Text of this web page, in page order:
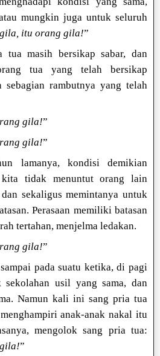
mungkin juga untuk seluruh
itu orang gila!”
tua masih bersikap sabar, dan
tua yang telah bersikap
sebagian rambutnya yang telah
gila!”
gila!”
lamanya, kondisi demikian
kita tidak menuntut orang lain
sekaligus memintanya untuk
Perasaan memiliki batasan
tertahan, menjelma ledakan.
gila!”
pada suatu ketika, di pagi
sekolahan usil yang sama, dan
Namun kali ini sang pria tua
anak-anak nakal itu
mengolok sang pria tua:
”